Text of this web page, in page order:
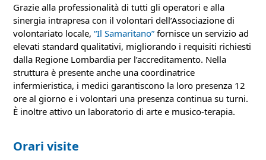
Grazie alla professionalità di tutti gli operatori e alla
sinergia intrapresa con il volontari dell’Associazione di
volontariato locale,“Il Samaritano”fornisce un servizio ad
elevati standard qualitativi, migliorando i requisiti richiesti
dalla Regione Lombardia per l’accreditamento. Nella
struttura è presente anche una coordinatrice
infermieristica, i medici garantiscono la loro presenza 12
ore al giorno e i volontari una presenza continua su turni.
È inoltre attivo un laboratorio di arte e musico-terapia.
Orari visite